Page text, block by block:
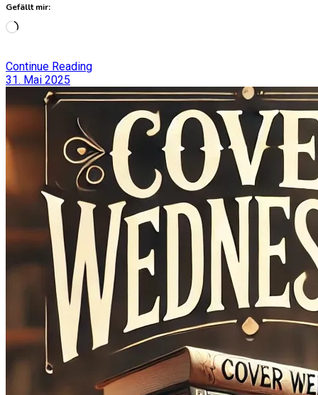
Gefällt mir:
Wird
Continue Reading
31. Mai 2025